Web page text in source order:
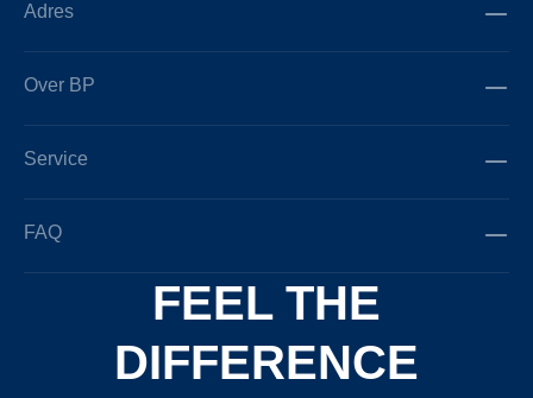
Adres
Over BP
Service
FAQ
FEEL THE
DIFFERENCE